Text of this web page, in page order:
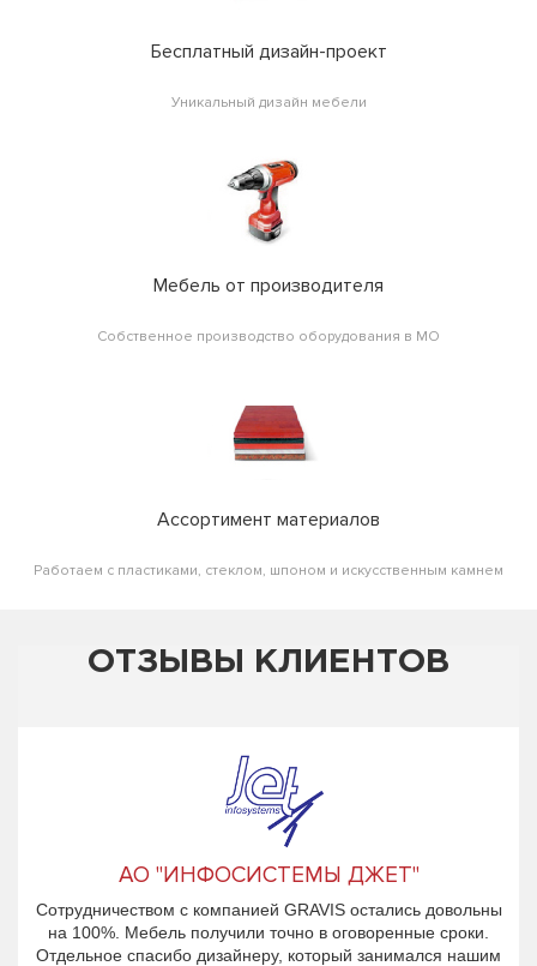
Бесплатный дизайн-проект
Уникальный дизайн мебели
Мебель от производителя
Собственное производство оборудования в МО
Ассортимент материалов
Работаем с пластиками, стеклом, шпоном и искусственным камнем
ОТЗЫВЫ КЛИЕНТОВ
АО "ИНФОСИСТЕМЫ ДЖЕТ"
Сотрудничеством с компанией GRAVIS остались довольны
на 100%. Мебель получили точно в оговоренные сроки.
Отдельное спасибо дизайнеру, который занимался нашим